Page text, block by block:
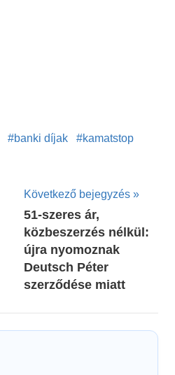
banki díjak
kamatstop
Következő bejegyzés
51-szeres ár,
közbeszerzés nélkül:
újra nyomoznak
Deutsch Péter
szerződése miatt